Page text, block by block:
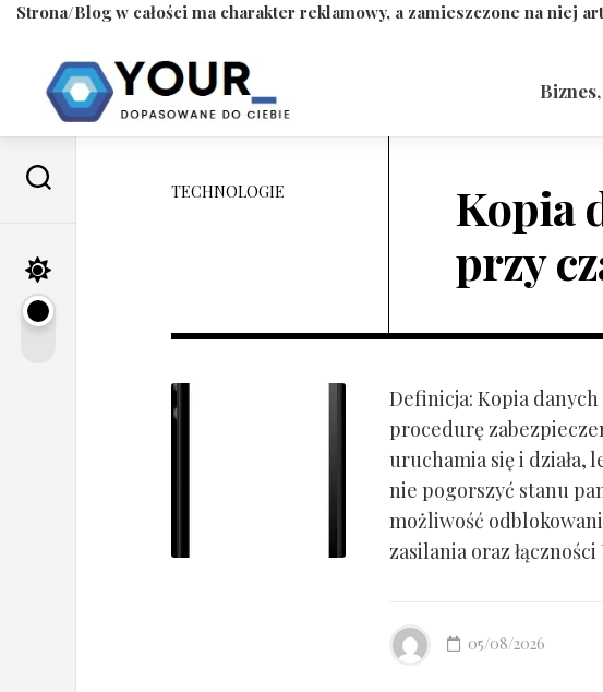
Strona/Blog w całości ma charakter reklamowy, a zamieszczone na niej
content
TECHNOLOGIE
Kopia
przy
Definicja: Kopia
procedurę
uruchamia się i działa,
nie pogorszyć stanu
możliwość
zasilania oraz łączności
05/08/2026